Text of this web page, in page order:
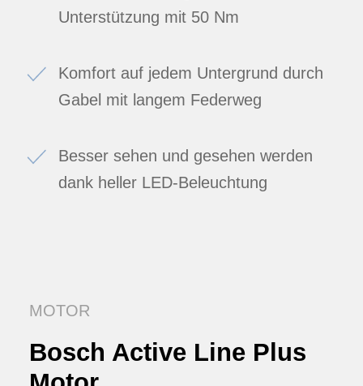
Unterstützung mit 50 Nm
Komfort auf jedem Untergrund durch
Gabel mit langem Federweg
Besser sehen und gesehen werden
dank heller LED-Beleuchtung
MOTOR
Bosch Active Line Plus